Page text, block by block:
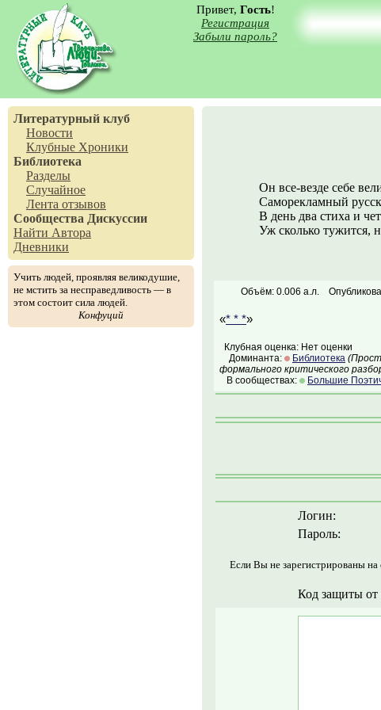
Привет, Гость!
Регистрация
Забыли пароль?
Литературный клуб
Новости
Клубные Хроники
Библиотека
Разделы
Случайное
Лента отзывов
Сообщества Дискуссии
Найти Автора
Дневники
Учить людей, проявляя великодушие,
не мстить за несправедливость — в
этом состоит сила людей.
Конфуций
Он все-везде себе
Саморекламный
В день два стиха и
Уж сколько тужится,
Объём: 0.006 а.л.
«* * *»
Клубная оценка: Нет оценки
Доминанта:
Библиотека
формального критического
В сообществах:
Большие
Логин:
Пароль:
Если Вы не зарегистрированы
Код защиты от